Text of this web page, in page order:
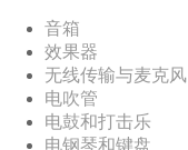
音箱
效果器
无线传输与麦克风
电吹管
电鼓和打击乐
电钢琴和键盘